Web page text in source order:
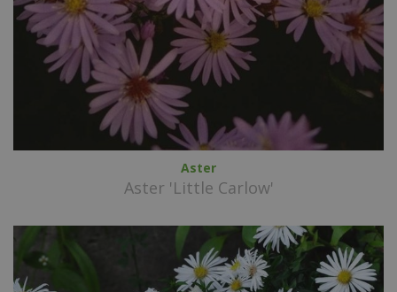
Aster
Aster 'Little Carlow'